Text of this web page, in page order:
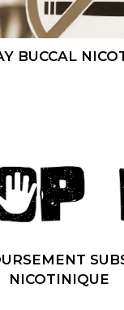
BUCCAL
NICOTINIQUE